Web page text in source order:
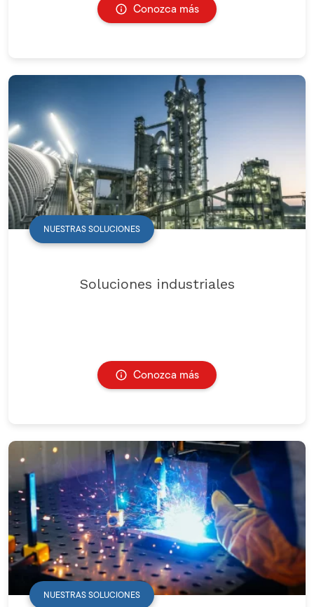
Conozca más
NUESTRAS SOLUCIONES
Soluciones industriales
Conozca más
NUESTRAS SOLUCIONES